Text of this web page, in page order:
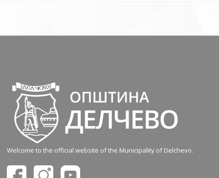
Welcome to the official website of the Municipality of Delchevo.